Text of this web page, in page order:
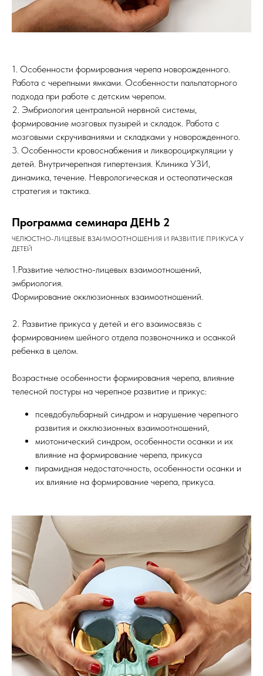
1. Особенности формирования черепа новорожденного.
Работа с черепными ямками. Особенности пальпаторного
подхода при работе с детским черепом.
2. Эмбриология центральной нервной системы,
формирование мозговых пузырей и складок. Работа с
мозговыми скручиваниями и складками у новорожденного.
3. Особенности кровоснабжения и ликвороциркуляции у
детей. Внутричерепная гипертензия. Клиника УЗИ,
динамика, течение. Неврологическая и остеопатическая
стратегия и тактика.
Программа семинара ДЕНЬ 2
ЧЕЛЮСТНО-ЛИЦЕВЫЕ ВЗАИМООТНОШЕНИЯ И РАЗВИТИЕ ПРИКУСА У
ДЕТЕЙ
1.Развитие челюстно-лицевых взаимоотношений,
эмбриология.
Формирование окклюзионных взаимоотношений.
2. Развитие прикуса у детей и его взаимосвязь с
формированием шейного отдела позвоночника и осанкой
ребенка в целом.
Возрастные особенности формирования черепа, влияние
телесной постуры на черепное развитие и прикус:
псевдобульбарный синдром и нарушение черепного
развития и окклюзионных взаимоотношений,
миотонический синдром, особенности осанки и их
влияние на формирование черепа, прикуса
пирамидная недостаточность, особенности осанки и
их влияние на формирование черепа, прикуса.